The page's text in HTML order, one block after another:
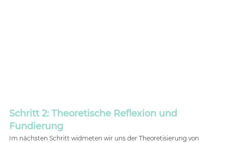
Schritt 2: Theoretische Reflexion und
Fundierung
Im nächsten Schritt widmeten wir uns der Theoretisierung von